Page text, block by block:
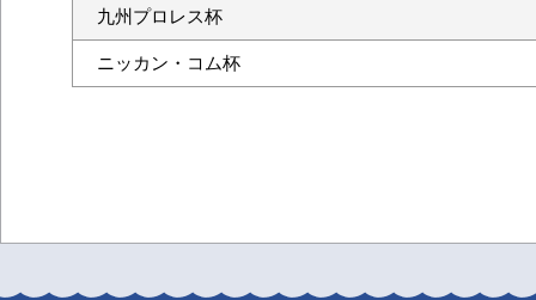
九州プロレス杯
ニッカン・コム杯